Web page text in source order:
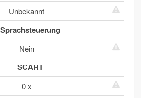
Unbekannt
Sprachsteuerung
Nein
SCART
0 x